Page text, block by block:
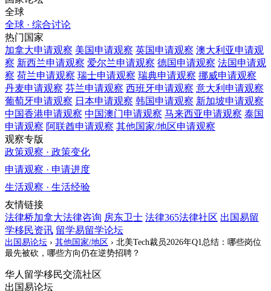
全球
全球 · 综合讨论
热门国家
加拿大申请观察 美国申请观察 英国申请观察 澳大利亚申请观
察 新西兰申请观察 爱尔兰申请观察 德国申请观察 法国申请观
察 荷兰申请观察 瑞士申请观察 瑞典申请观察 挪威申请观察
丹麦申请观察 芬兰申请观察 西班牙申请观察 意大利 申请观察
葡萄牙申请观察 日本申请观察 韩国申请观察 新加坡申请观察
中国香港申请观察 中国澳门申请观察 马来西亚申请观察 泰国
申请观察 阿联酋申请观察 其他国家/地区申请观察
观察专版
政策观察 · 政策变化
申请观察 · 申请进度
生活观察 · 生活经验
友情链接
法律桥加拿大法律咨询 房东卫士 法律365法律社区 出国易留
学移民资讯 留学易留学论坛
出国易论坛 › 其他国家/地区 › 北美Tech裁员2026年Q1总结：哪些岗位
最先被砍，哪些方向仍在逆势招聘？
华人留学移民交流社区
出国易论坛